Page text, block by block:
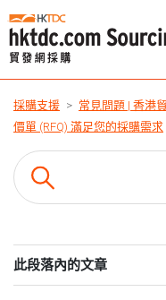
採購支援 常見問題 | 香港
價單 (RFQ) 滿足您的採購需求
此段落內的文章